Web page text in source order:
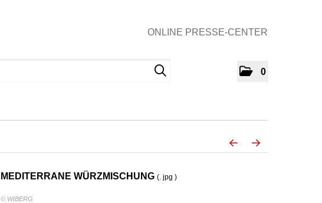
ONLINE PRESSE-CENTER
0
MEDITERRANE WÜRZMISCHUNG (. jpg )
© WIBERG